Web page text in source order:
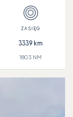
3339 km
1803 NM